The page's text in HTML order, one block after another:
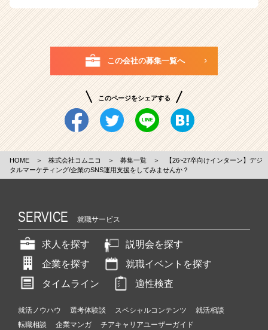
この会社の募集一覧へ
このページをシェアする
HOME ＞ 株式会社コムニコ ＞ 募集一覧 ＞
【26~27卒向けインターン】デジ
タルマーケティング/企業のSNS運用支援をしてみませんか？
SERVICE 就職サービス
求人を探す
説明会を探す
企業を探す
就職イベントを探す
タイムライン
適性検査
就活ノウハウ 選考体験談 スペシャルコンテンツ
就活相談
転職相談
企業マンガ チアキャリアユーザーガイド